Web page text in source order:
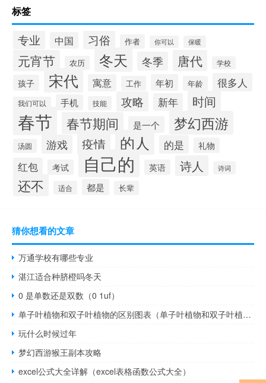
标签
专业 中国 习俗 作者 你可以 保暖
元宵节 农历 冬天 冬季 唐代 学校
孩子 宋代 寓意 工作 年初 年龄 很多人
我们可以 手机 技能 攻略 新年 时间
春节 春节期间 是一个 梦幻西游
汤圆 游戏 疫情 的人 的是 礼物
红包 考试 自己的 英语 诗人 诗词
还不 适合 都是 长辈
猜你想看的文章
万通学校有哪些专业
湛江适合种脐橙吗冬天
0 是单数还是双数（0 1uf）
单子叶植物和双子叶植物的区别图表（单子叶植物和双子叶植物的区别）
玩什么时候过年
梦幻西游猴王副本攻略
excel公式大全详解（excel表格函数公式大全）